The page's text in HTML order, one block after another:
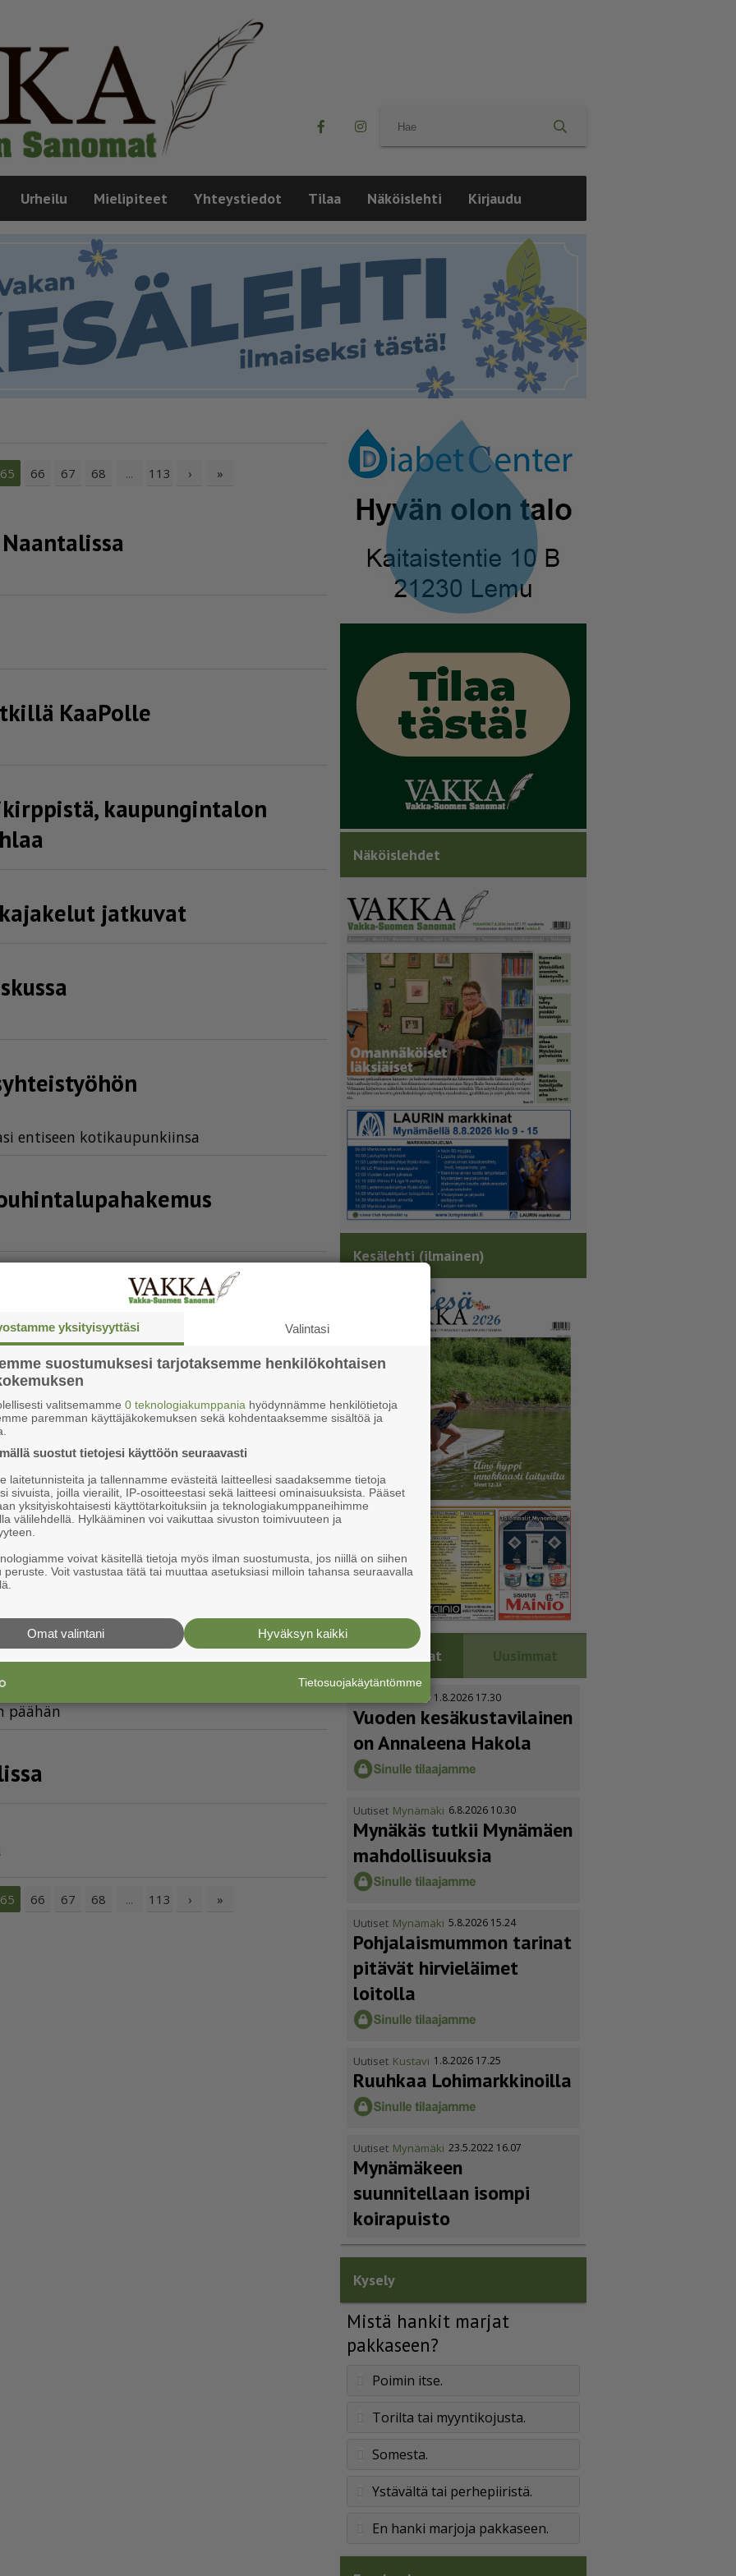
Urheilu Mielipiteet Yhteystiedot Tilaa Näköislehti Kirjaudu
65 66 67 68 ... 113 › »
KaaPolle
kaupungintalon
jatkuvat
en­ti­seen ko­ti­kau­pun­kiin­sa
ennätysyleisöä
ei riittänyt voittoon
käyttöön Naantalissa
arvovoitto
pää­hän
65 66 67 68 ... 113 › »
Näköislehdet
Kesälehti (ilmainen)
Luetuimmat Uusimmat
Kustavi 1.8.2026 17.30
Vuoden kesäkus­ta­vi­lainen
on Annaleena Hakola
Uutiset Mynämäki 6.8.2026 10.30
Mynäkäs tutkii Mynämäen
mahdol­li­suuksia
Uutiset Mynämäki 5.8.2026 15.24
Pohja­lais­mummon tarinat
pitävät hirvieläimet
loitolla
Uutiset Kustavi 1.8.2026 17.25
Ruuhkaa Lohimark­ki­noilla
Uutiset Mynämäki 23.5.2022 16.07
Mynämäkeen
suunnitellaan isompi
koirapuisto
Kysely
Mistä hankit marjat
pakkaseen?
Poimin itse.
Torilta tai myyntikojusta.
Somesta.
Ystävältä tai perhepiiristä.
En hanki marjoja pakkaseen.
yksityisyyttäsi Valintasi
suostumuksesi tarjotaksemme henkilökohtaisen
valitsemamme 0 teknologiakumppania hyödynnämme henkilötietoja
paremman käyttäjäkokemuksen sekä kohdentaaksemme sisältöä ja
suostut tietojesi käyttöön seuraavasti
laitetunnisteita ja tallennamme evästeitä laitteellesi saadaksemme tietoja
sivuista, joilla vierailit, IP-osoitteestasi sekä laitteesi ominaisuuksista. Pääset
yksityiskohtaisesti käyttötarkoituksiin ja teknologiakumppaneihimme
välilehdellä. Hylkääminen voi vaikuttaa sivuston toimivuuteen ja
voivat käsitellä tietoja myös ilman suostumusta, jos niillä on siihen
peruste. Voit vastustaa tätä tai muuttaa asetuksiasi milloin tahansa seuraavalla
Hyväksyn kaikki
Omat valintani
Tietosuojakäytäntömme